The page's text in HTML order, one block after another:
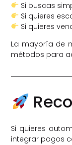
Si buscas
Si quieres
Si quieres
La mayoría de
métodos para
Si quieres
integrar pagos